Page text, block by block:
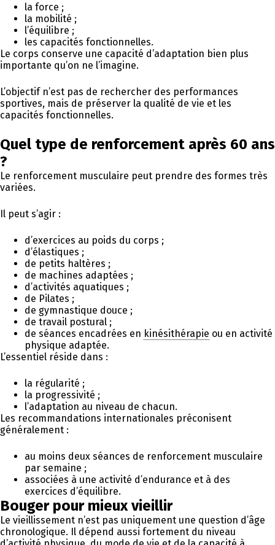
la force ;
la mobilité ;
l’équilibre ;
les capacités fonctionnelles.
Le corps conserve une capacité d’adaptation bien plus
importante qu’on ne l’imagine.
L’objectif n’est pas de rechercher des performances
sportives, mais de préserver la qualité de vie et les
capacités fonctionnelles.
Quel type de renforcement après 60 ans
?
Le renforcement musculaire peut prendre des formes très
variées.
Il peut s’agir :
d’exercices au poids du corps ;
d’élastiques ;
de petits haltères ;
de machines adaptées ;
d’activités aquatiques ;
de Pilates ;
de gymnastique douce ;
de travail postural ;
de séances encadrées en kinésithérapie ou en activité
physique adaptée.
L’essentiel réside dans :
la régularité ;
la progressivité ;
l’adaptation au niveau de chacun.
Les recommandations internationales préconisent
généralement :
au moins deux séances de renforcement musculaire
par semaine ;
associées à une activité d’endurance et à des
exercices d’équilibre.
Bouger pour mieux vieillir
Le vieillissement n’est pas uniquement une question d’âge
chronologique. Il dépend aussi fortement du niveau